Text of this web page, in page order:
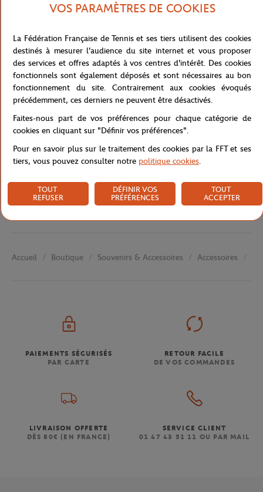
Un joli souvenir de Roland-Garros à afficher dans votre intérieur !
Roland-Garros. Dimensions 15x21 cm.
Photographe : Jean-Yves Delattre / FFT
Référence :RPPU1021-MLT-TU
Caractéristiques
Accueil Boutique Souvenirs & Accessoires Accessoires
PAIEMENTS SÉCURISÉS
PAR CARTE
RETOUR FACILE
DE VOS COMMANDES
LIVRAISON OFFERTE
DÈS 80€ (EN FRANCE)
SERVICE CLIENT
01 47 43 51 11 OU PAR MAIL
VOS PARAMÈTRES DE COOKIES
La Fédération Française de Tennis et ses tiers utilisent des cookies
destinés à mesurer l'audience du site internet et vous proposer
des services et offres adaptés à vos centres d'intérêt. Des cookies
fonctionnels sont également déposés et sont nécessaires au bon
fonctionnement du site. Contrairement aux cookies évoqués
précédemment, ces derniers ne peuvent être désactivés.
Faites-nous part de vos préférences pour chaque catégorie de
cookies en cliquant sur "Définir vos préférences".
Pour en savoir plus sur le traitement des cookies par la FFT et ses
tiers, vous pouvez consulter notre politique cookies.
TOUT
REFUSER
DÉFINIR VOS
PRÉFÉRENCES
TOUT
ACCEPTER